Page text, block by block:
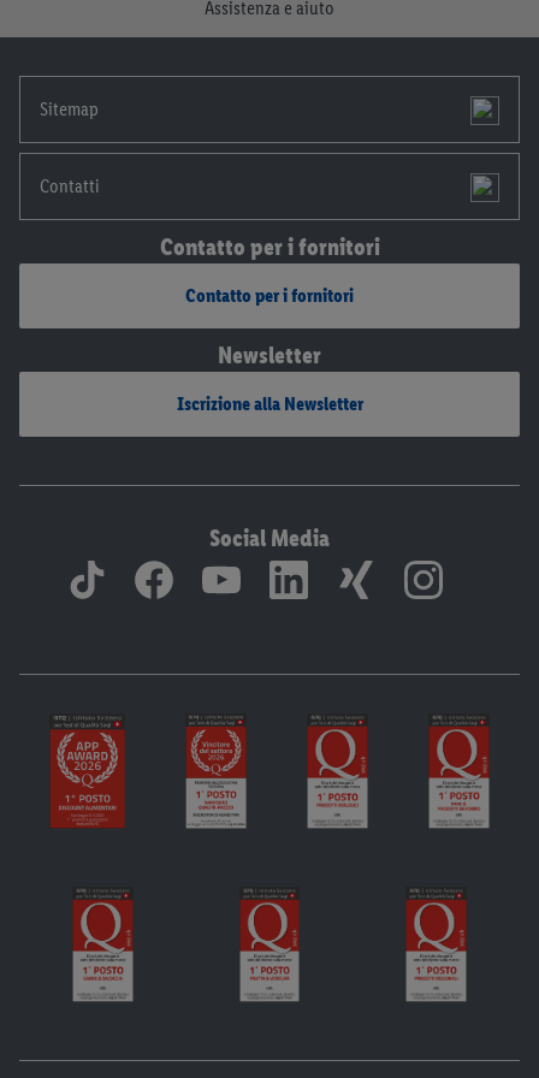
Assistenza e aiuto
Sitemap
Contatti
Contatto per i fornitori
Contatto per i fornitori
Newsletter
Iscrizione alla Newsletter
Social Media